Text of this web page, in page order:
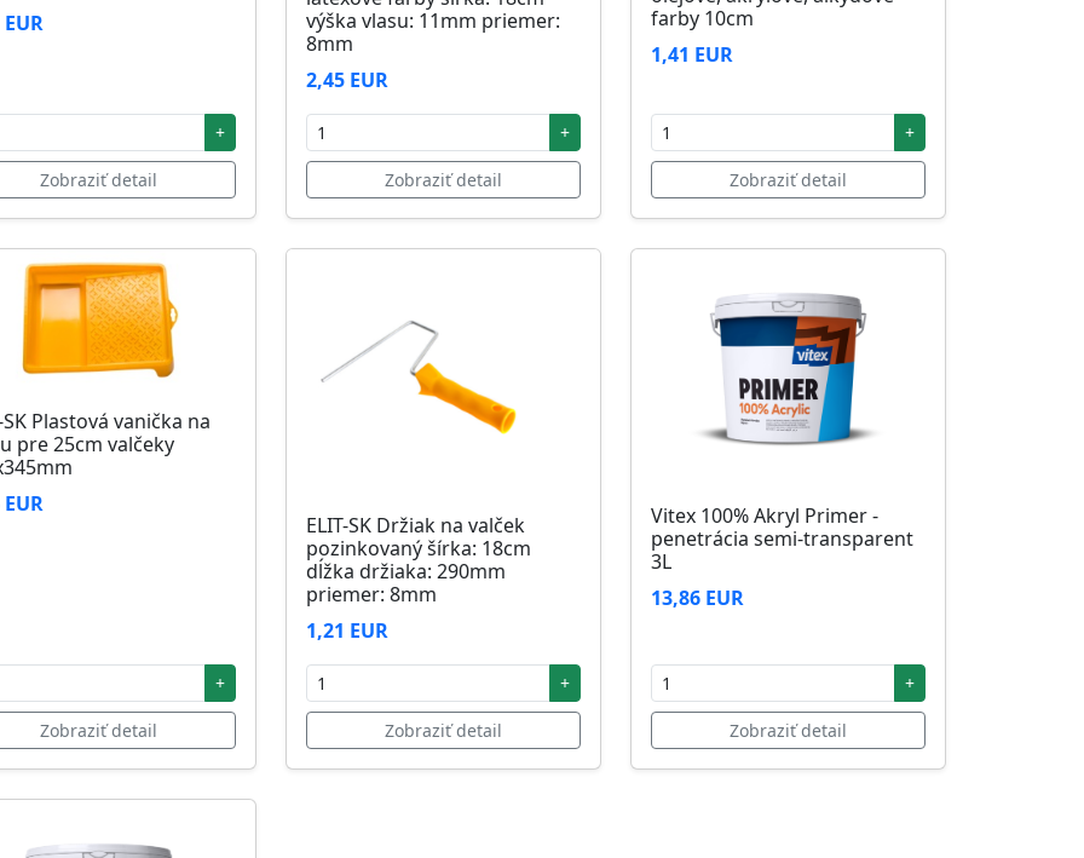
+
Zobraziť detail
výška vlasu: 11mm priemer:
8mm
2,45 EUR
+
Zobraziť detail
farby 10cm
1,41 EUR
+
Zobraziť detail
SK Plastová vanička na
pre 25cm valčeky
+
Zobraziť detail
ELIT-SK Držiak na valček
pozinkovaný šírka: 18cm
dĺžka držiaka: 290mm
priemer: 8mm
1,21 EUR
+
Zobraziť detail
Vitex 100% Akryl Primer -
penetrácia semi-transparent
3L
13,86 EUR
+
Zobraziť detail